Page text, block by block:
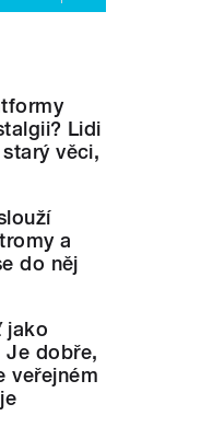
Lidi
věci,
a
do něj
jako
Je dobře,
veřejném